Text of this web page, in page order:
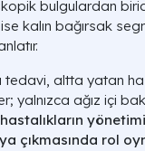
bulgulardan
kalın bağırsak
altta yatan
yalnızca ağız içi
çıkmasında rol